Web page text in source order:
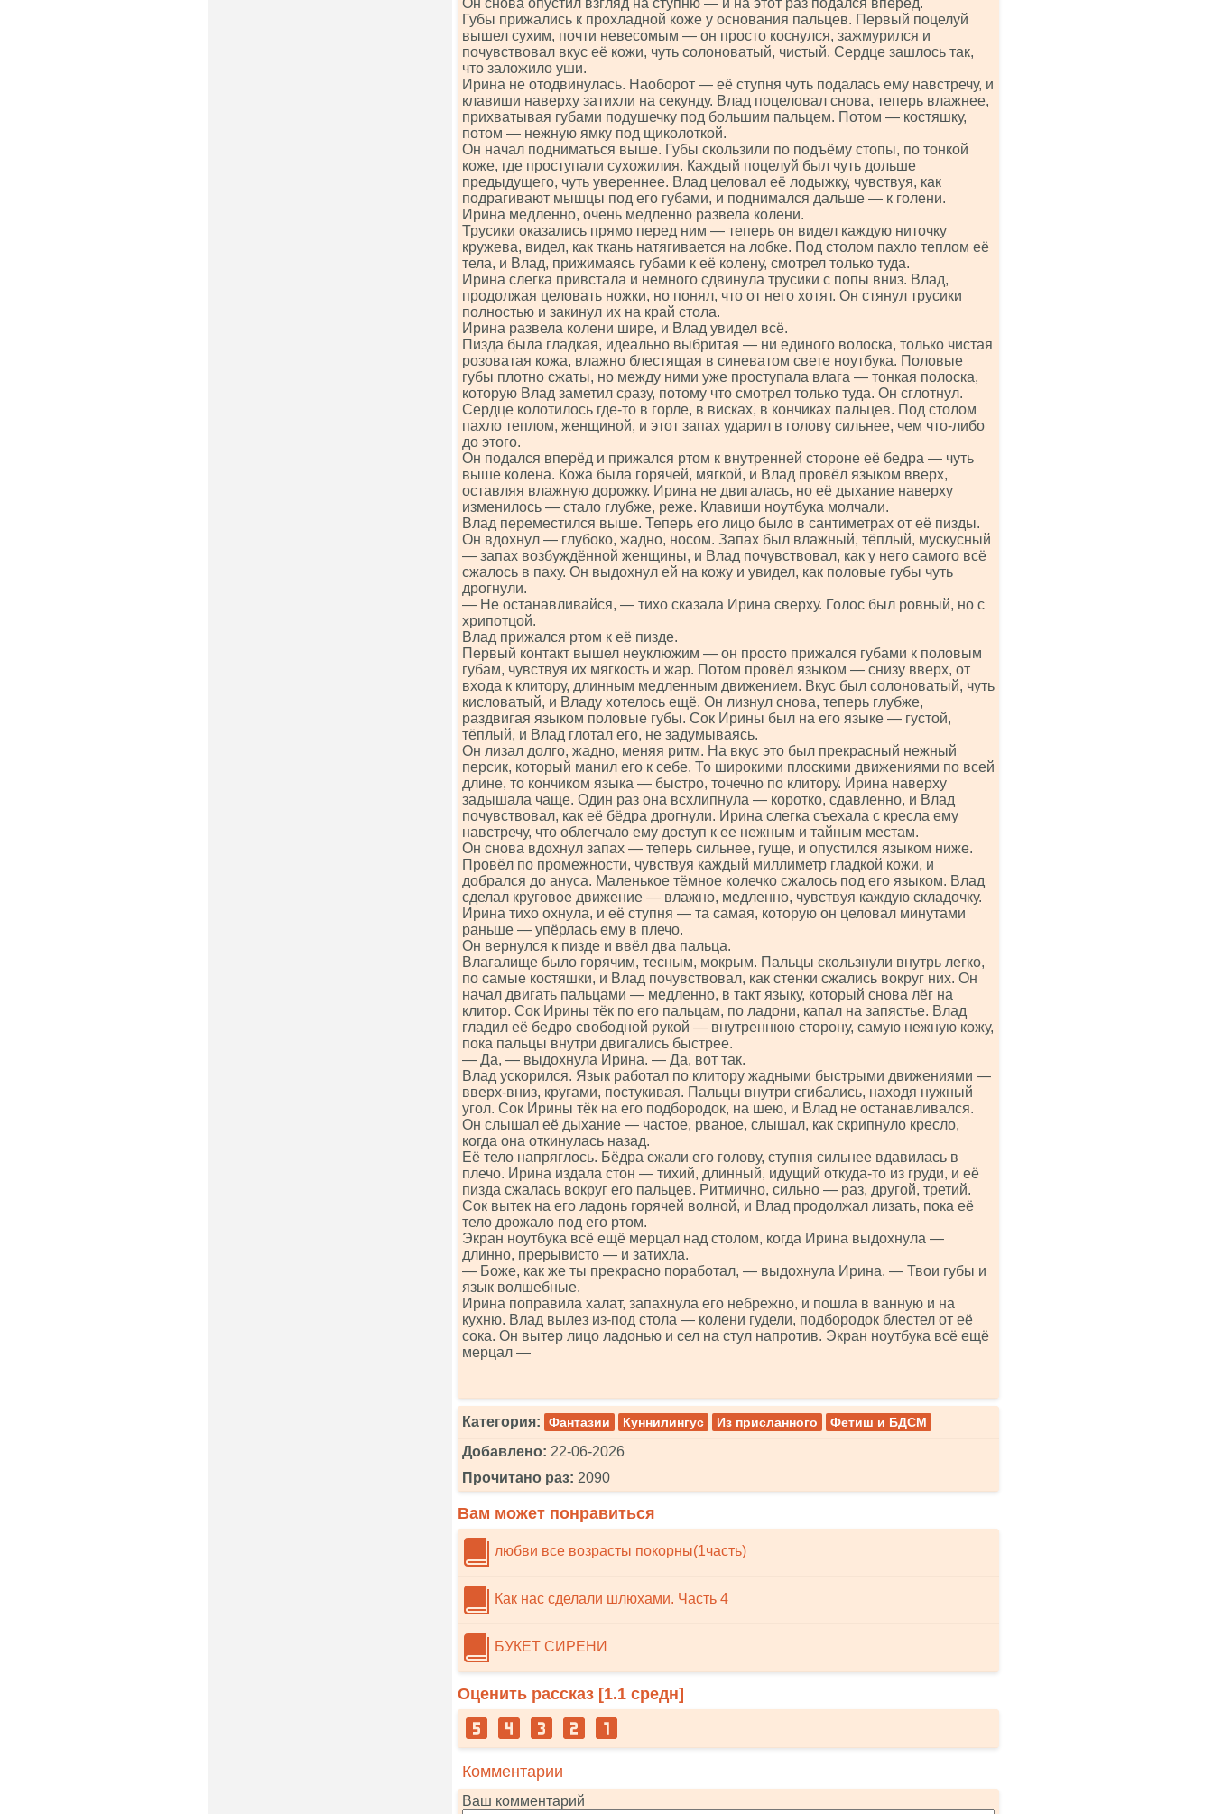
Он снова опустил взгляд на ступню — и на этот раз подался вперёд.
Губы прижались к прохладной коже у основания пальцев. Первый поцелуй
вышел сухим, почти невесомым — он просто коснулся, зажмурился и
почувствовал вкус её кожи, чуть солоноватый, чистый. Сердце зашлось так,
что заложило уши.
Ирина не отодвинулась. Наоборот — её ступня чуть подалась ему навстречу, и
клавиши наверху затихли на секунду. Влад поцеловал снова, теперь влажнее,
прихватывая губами подушечку под большим пальцем. Потом — костяшку,
потом — нежную ямку под щиколоткой.
Он начал подниматься выше. Губы скользили по подъёму стопы, по тонкой
коже, где проступали сухожилия. Каждый поцелуй был чуть дольше
предыдущего, чуть увереннее. Влад целовал её лодыжку, чувствуя, как
подрагивают мышцы под его губами, и поднимался дальше — к голени.
Ирина медленно, очень медленно развела колени.
Трусики оказались прямо перед ним — теперь он видел каждую ниточку
кружева, видел, как ткань натягивается на лобке. Под столом пахло теплом её
тела, и Влад, прижимаясь губами к её колену, смотрел только туда.
Ирина слегка привстала и немного сдвинула трусики с попы вниз. Влад,
продолжая целовать ножки, но понял, что от него хотят. Он стянул трусики
полностью и закинул их на край стола.
Ирина развела колени шире, и Влад увидел всё.
Пизда была гладкая, идеально выбритая — ни единого волоска, только чистая
розоватая кожа, влажно блестящая в синеватом свете ноутбука. Половые
губы плотно сжаты, но между ними уже проступала влага — тонкая полоска,
которую Влад заметил сразу, потому что смотрел только туда. Он сглотнул.
Сердце колотилось где-то в горле, в висках, в кончиках пальцев. Под столом
пахло теплом, женщиной, и этот запах ударил в голову сильнее, чем что-либо
до этого.
Он подался вперёд и прижался ртом к внутренней стороне её бедра — чуть
выше колена. Кожа была горячей, мягкой, и Влад провёл языком вверх,
оставляя влажную дорожку. Ирина не двигалась, но её дыхание наверху
изменилось — стало глубже, реже. Клавиши ноутбука молчали.
Влад переместился выше. Теперь его лицо было в сантиметрах от её пизды.
Он вдохнул — глубоко, жадно, носом. Запах был влажный, тёплый, мускусный
— запах возбуждённой женщины, и Влад почувствовал, как у него самого всё
сжалось в паху. Он выдохнул ей на кожу и увидел, как половые губы чуть
дрогнули.
— Не останавливайся, — тихо сказала Ирина сверху. Голос был ровный, но с
хрипотцой.
Влад прижался ртом к её пизде.
Первый контакт вышел неуклюжим — он просто прижался губами к половым
губам, чувствуя их мягкость и жар. Потом провёл языком — снизу вверх, от
входа к клитору, длинным медленным движением. Вкус был солоноватый, чуть
кисловатый, и Владу хотелось ещё. Он лизнул снова, теперь глубже,
раздвигая языком половые губы. Сок Ирины был на его языке — густой,
тёплый, и Влад глотал его, не задумываясь.
Он лизал долго, жадно, меняя ритм. На вкус это был прекрасный нежный
персик, который манил его к себе. То широкими плоскими движениями по всей
длине, то кончиком языка — быстро, точечно по клитору. Ирина наверху
задышала чаще. Один раз она всхлипнула — коротко, сдавленно, и Влад
почувствовал, как её бёдра дрогнули. Ирина слегка съехала с кресла ему
навстречу, что облегчало ему доступ к ее нежным и тайным местам.
Он снова вдохнул запах — теперь сильнее, гуще, и опустился языком ниже.
Провёл по промежности, чувствуя каждый миллиметр гладкой кожи, и
добрался до ануса. Маленькое тёмное колечко сжалось под его языком. Влад
сделал круговое движение — влажно, медленно, чувствуя каждую складочку.
Ирина тихо охнула, и её ступня — та самая, которую он целовал минутами
раньше — упёрлась ему в плечо.
Он вернулся к пизде и ввёл два пальца.
Влагалище было горячим, тесным, мокрым. Пальцы скользнули внутрь легко,
по самые костяшки, и Влад почувствовал, как стенки сжались вокруг них. Он
начал двигать пальцами — медленно, в такт языку, который снова лёг на
клитор. Сок Ирины тёк по его пальцам, по ладони, капал на запястье. Влад
гладил её бедро свободной рукой — внутреннюю сторону, самую нежную кожу,
пока пальцы внутри двигались быстрее.
— Да, — выдохнула Ирина. — Да, вот так.
Влад ускорился. Язык работал по клитору жадными быстрыми движениями —
вверх-вниз, кругами, постукивая. Пальцы внутри сгибались, находя нужный
угол. Сок Ирины тёк на его подбородок, на шею, и Влад не останавливался.
Он слышал её дыхание — частое, рваное, слышал, как скрипнуло кресло,
когда она откинулась назад.
Её тело напряглось. Бёдра сжали его голову, ступня сильнее вдавилась в
плечо. Ирина издала стон — тихий, длинный, идущий откуда-то из груди, и её
пизда сжалась вокруг его пальцев. Ритмично, сильно — раз, другой, третий.
Сок вытек на его ладонь горячей волной, и Влад продолжал лизать, пока её
тело дрожало под его ртом.
Экран ноутбука всё ещё мерцал над столом, когда Ирина выдохнула —
длинно, прерывисто — и затихла.
— Боже, как же ты прекрасно поработал, — выдохнула Ирина. — Твои губы и
язык волшебные.
Ирина поправила халат, запахнула его небрежно, и пошла в ванную и на
кухню. Влад вылез из-под стола — колени гудели, подбородок блестел от её
сока. Он вытер лицо ладонью и сел на стул напротив. Экран ноутбука всё ещё
мерцал —
Категория: Фантазии Куннилингус Из присланного Фетиш и БДСМ
Добавлено: 22-06-2026
Прочитано раз: 2090
Вам может понравиться
любви все возрасты покорны(1часть)
Как нас сделали шлюхами. Часть 4
БУКЕТ СИРЕНИ
Оценить рассказ [1.1 средн]
Комментарии
Ваш комментарий